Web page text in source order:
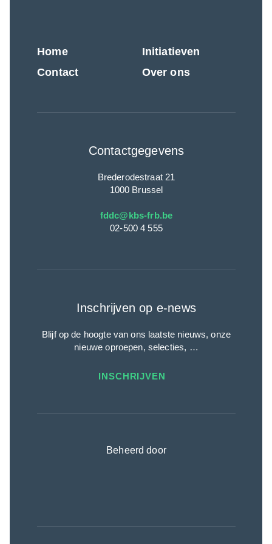
Home
Contact
Initiatieven
Over ons
Contactgegevens
Brederodestraat 21
1000 Brussel
fddc@kbs-frb.be
02-500 4 555
Inschrijven op e-news
Blijf op de hoogte van ons laatste nieuws, onze
nieuwe oproepen, selecties, …
INSCHRIJVEN
Beheerd door